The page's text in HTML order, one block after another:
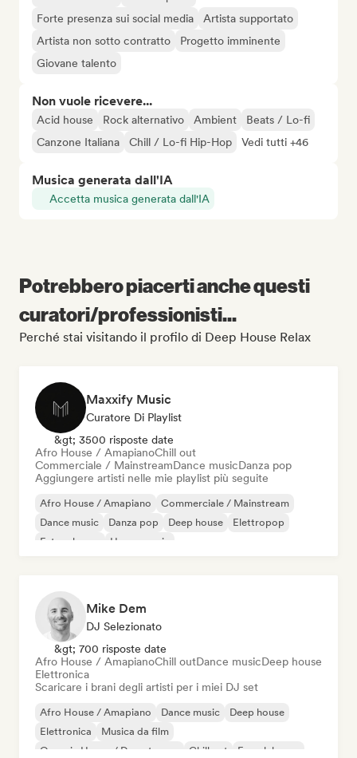
Forte presenza sui social media
Artista supportato
Artista non sotto contratto
Progetto imminente
Giovane talento
Non vuole ricevere...
Acid house Rock alternativo Ambient
Beats / Lo-fi
Canzone Italiana
Chill / Lo-fi Hip-Hop Vedi tutti +46
Musica generata dall'IA
Accetta musica generata dall'IA
Potrebbero piacerti anche questi
curatori/professionisti...
Perché stai visitando il profilo di Deep House Relax
Maxxify Music
Curatore Di Playlist
&gt; 3500 risposte date
Afro House / AmapianoChill out
Commerciale / MainstreamDance musicDanza pop
Aggiungere artisti nelle mie playlist più seguite
Afro House / Amapiano
Commerciale / Mainstream
Dance music
Danza pop Deep house
Elettropop
Future house
House music
Mike Dem
DJ Selezionato
&gt; 700 risposte date
Afro House / AmapianoChill outDance musicDeep house
Elettronica
Scaricare i brani degli artisti per i miei DJ set
Afro House / Amapiano Dance music
Deep house
Elettronica
Musica da film
Organic House / Downtempo
Chill out French house